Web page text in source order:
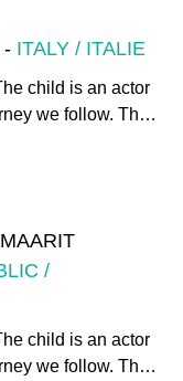
- ITALY / ITALIE
child is an actor
we follow. Th…
MAARIT
/
child is an actor
we follow. Th…